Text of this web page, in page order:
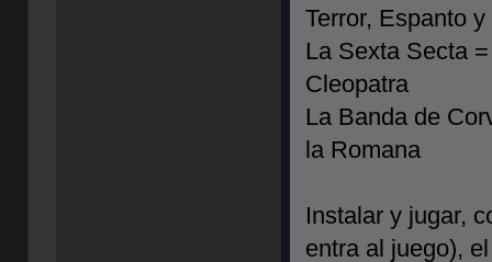
Terror, Espanto
La Sexta Secta
Cleopatra
La Banda de
la Romana
Instalar y jugar,
entra al juego),